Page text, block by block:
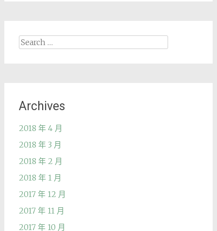
Search
Archives
2018 年 4 月
2018 年 3 月
2018 年 2 月
2018 年 1 月
2017 年 12 月
2017 年 11 月
2017 年 10 月